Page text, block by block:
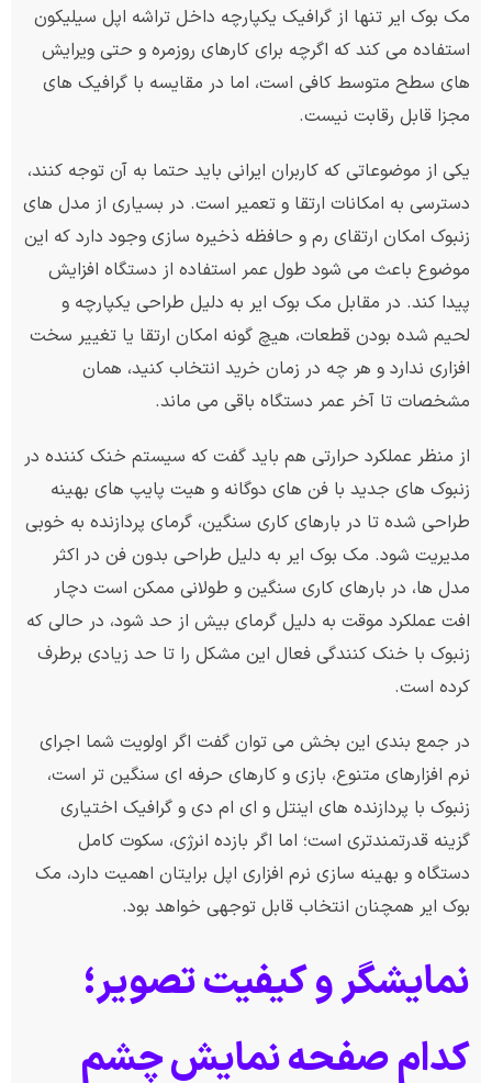
مک بوک ایر تنها از گرافیک یکپارچه داخل تراشه اپل سیلیکون
استفاده می کند که اگرچه برای کارهای روزمره و حتی ویرایش
های سطح متوسط کافی است، اما در مقایسه با گرافیک های
مجزا قابل رقابت نیست.
یکی از موضوعاتی که کاربران ایرانی باید حتما به آن توجه کنند،
دسترسی به امکانات ارتقا و تعمیر است. در بسیاری از مدل های
زنبوک امکان ارتقای رم و حافظه ذخیره سازی وجود دارد که این
موضوع باعث می شود طول عمر استفاده از دستگاه افزایش
پیدا کند. در مقابل مک بوک ایر به دلیل طراحی یکپارچه و
لحیم شده بودن قطعات، هیچ گونه امکان ارتقا یا تغییر سخت
افزاری ندارد و هر چه در زمان خرید انتخاب کنید، همان
مشخصات تا آخر عمر دستگاه باقی می ماند.
از منظر عملکرد حرارتی هم باید گفت که سیستم خنک کننده در
زنبوک های جدید با فن های دوگانه و هیت پایپ های بهینه
طراحی شده تا در بارهای کاری سنگین، گرمای پردازنده به خوبی
مدیریت شود. مک بوک ایر به دلیل طراحی بدون فن در اکثر
مدل ها، در بارهای کاری سنگین و طولانی ممکن است دچار
افت عملکرد موقت به دلیل گرمای بیش از حد شود، در حالی که
زنبوک با خنک کنندگی فعال این مشکل را تا حد زیادی برطرف
کرده است.
در جمع بندی این بخش می توان گفت اگر اولویت شما اجرای
نرم افزارهای متنوع، بازی و کارهای حرفه ای سنگین تر است،
زنبوک با پردازنده های اینتل و ای ام دی و گرافیک اختیاری
گزینه قدرتمندتری است؛ اما اگر بازده انرژی، سکوت کامل
دستگاه و بهینه سازی نرم افزاری اپل برایتان اهمیت دارد، مک
بوک ایر همچنان انتخاب قابل توجهی خواهد بود.
نمایشگر و کیفیت تصویر؛
کدام صفحه نمایش چشم